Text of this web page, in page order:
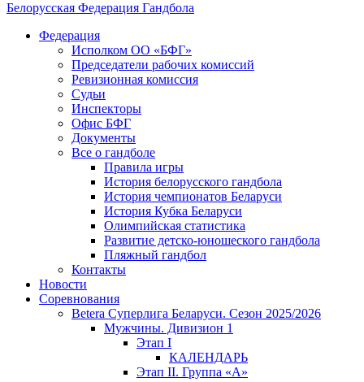
Белорусская Федерация Гандбола
Федерация
Исполком ОО «БФГ»
Председатели рабочих комиссий
Ревизионная комиссия
Судьи
Инспекторы
Офис БФГ
Документы
Все о гандболе
Правила игры
История белорусского гандбола
История чемпионатов Беларуси
История Кубка Беларуси
Олимпийская статистика
Развитие детско-юношеского гандбола
Пляжный гандбол
Контакты
Новости
Соревнования
Betera Суперлига Беларуси. Сезон 2025/2026
Мужчины. Дивизион 1
Этап I
КАЛЕНДАРЬ
Этап II. Группа «А»